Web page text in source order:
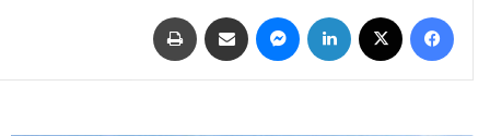
فيسبوك لينكدإن ماسنجر مشاركة عبر البريد